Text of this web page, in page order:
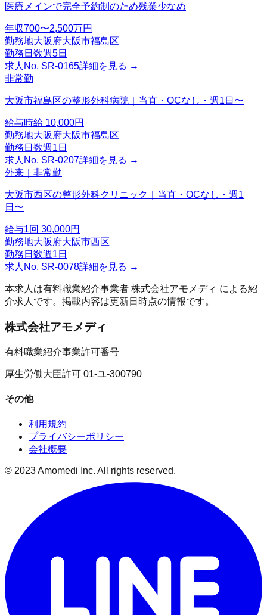
医療メインで完全予約制のため残業少なめ
年収700〜2,500万円
勤務地大阪府大阪市福島区
勤務日数週5日
求人No. SR-0165詳細を見る →
非常勤
大阪市福島区の整形外科病院｜当直・OCなし・週1日〜
給与時給 10,000円
勤務地大阪府大阪市福島区
勤務日数週1日
求人No. SR-0207詳細を見る →
外来｜非常勤
大阪市西区の整形外科クリニック｜当直・OCなし・週1
日〜
給与1回 30,000円
勤務地大阪府大阪市西区
勤務日数週1日
求人No. SR-0078詳細を見る →
本求人は有料職業紹介事業者 株式会社アモメディ による紹
介求人です。掲載内容は更新日時点の情報です。
株式会社アモメディ
有料職業紹介事業許可番号
厚生労働大臣許可 01-ユ-300790
その他
利用規約
プライバシーポリシー
会社概要
© 2023 Amomedi Inc. All rights reserved.